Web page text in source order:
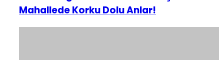
Mahallede Korku Dolu Anlar!